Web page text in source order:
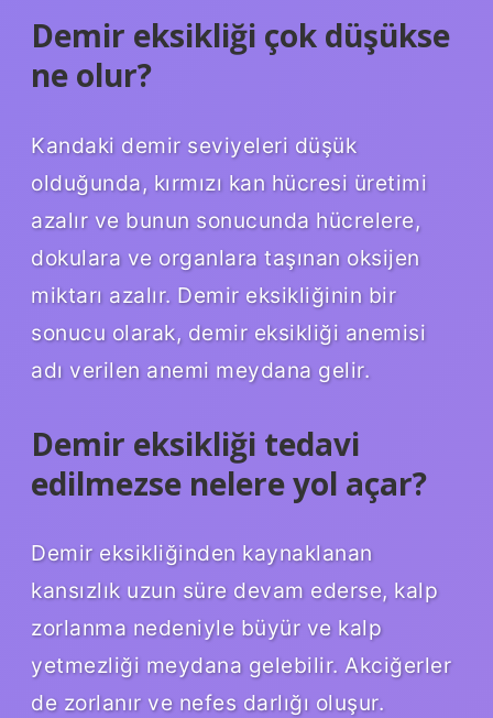
Demir eksikliği çok düşükse
ne olur?
Kandaki demir seviyeleri düşük
olduğunda, kırmızı kan hücresi üretimi
azalır ve bunun sonucunda hücrelere,
dokulara ve organlara taşınan oksijen
miktarı azalır. Demir eksikliğinin bir
sonucu olarak, demir eksikliği anemisi
adı verilen anemi meydana gelir.
Demir eksikliği tedavi
edilmezse nelere yol açar?
Demir eksikliğinden kaynaklanan
kansızlık uzun süre devam ederse, kalp
zorlanma nedeniyle büyür ve kalp
yetmezliği meydana gelebilir. Akciğerler
de zorlanır ve nefes darlığı oluşur.